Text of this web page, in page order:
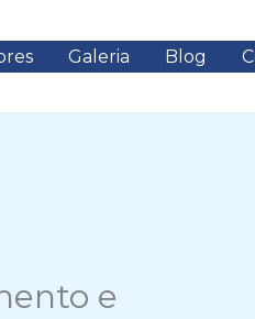
Galeria Blog
e